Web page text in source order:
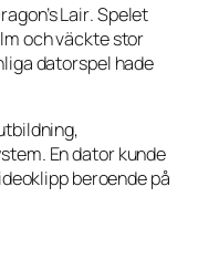
Lair. Spelet
och väckte stor
datorspel hade
En dator kunde
beroende på